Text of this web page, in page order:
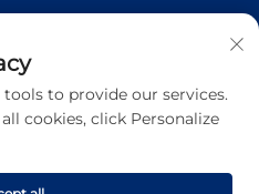
to provide our services.
cookies, click Personalize